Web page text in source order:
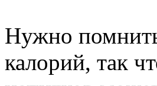
Нужно
калорий, так